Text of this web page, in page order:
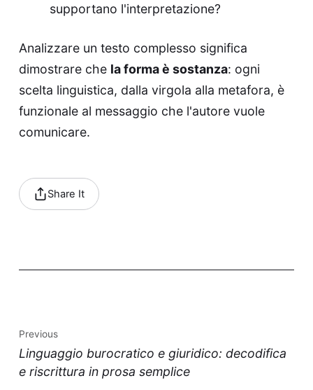
supportano l'interpretazione?
Analizzare un testo complesso significa
dimostrare che la forma è sostanza: ogni
scelta linguistica, dalla virgola alla metafora, è
funzionale al messaggio che l'autore vuole
comunicare.
Share It
Previous
Linguaggio burocratico e giuridico: decodifica
e riscrittura in prosa semplice